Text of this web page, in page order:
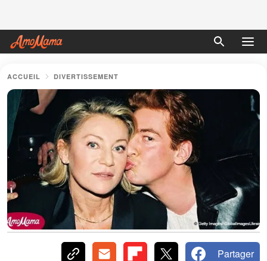
ACCUEIL DIVERTISSEMENT
Partager